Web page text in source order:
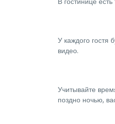
У каждого гостя
видео.
Учитывайте
поздно ночью,